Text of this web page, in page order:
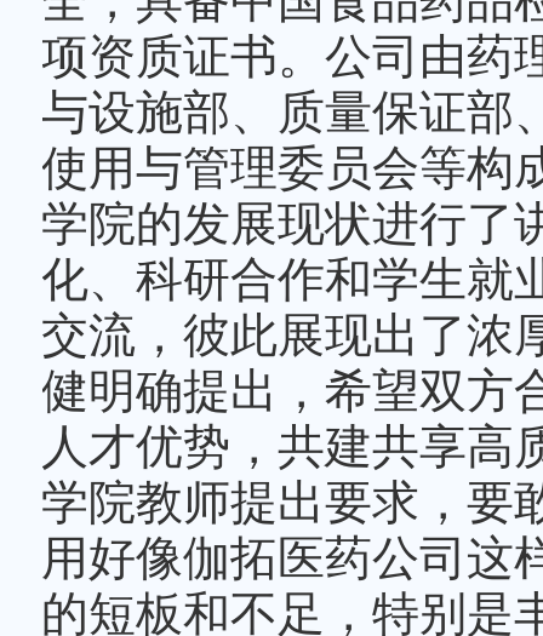
况和发展现状进行了简
是专业化国际化的临床
药与医疗器械的转化平
知名厂商提供了多项高
拥有两栋独立研究楼，
面积4,500平米，配有
全，具备中国食品药品
项资质证书。公司由药